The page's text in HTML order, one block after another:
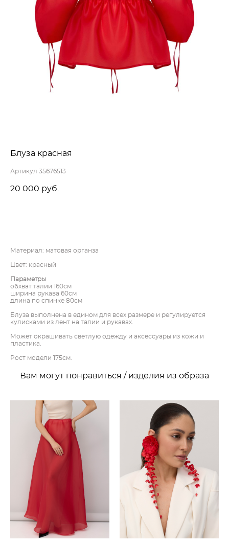
Блуза красная
Артикул 35676513
20 000 pуб.
Материал: матовая органза
Цвет: красный
Параметры
обхват талии 160см
ширина рукава 60см
длина по спинке 80см
Блуза выполнена в едином для всех размере и регулируется
кулисками из лент на талии и рукавах.
Может окрашивать светлую одежду и аксессуары из кожи и
пластика.
Рост модели 175см.
Вам могут понравиться / изделия из образа